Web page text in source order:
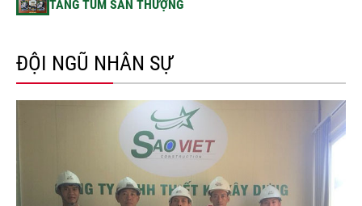
TẦNG TUM SÂN THƯỢNG
ĐỘI NGŨ NHÂN SỰ